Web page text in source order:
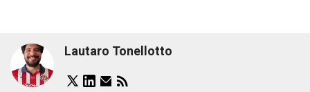
Lautaro Tonellotto